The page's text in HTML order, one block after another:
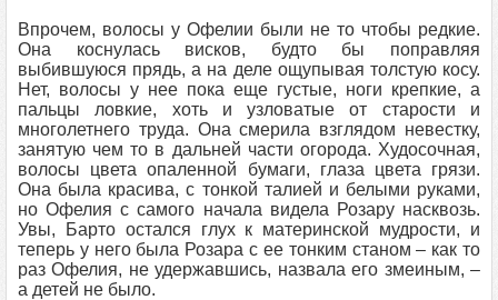
Впрочем, волосы у Офелии были не то чтобы редкие.
Она коснулась висков, будто бы поправляя
выбившуюся прядь, а на деле ощупывая толстую косу.
Нет, волосы у нее пока еще густые, ноги крепкие, а
пальцы ловкие, хоть и узловатые от старости и
многолетнего труда. Она смерила взглядом невестку,
занятую чем то в дальней части огорода. Худосочная,
волосы цвета опаленной бумаги, глаза цвета грязи.
Она была красива, с тонкой талией и белыми руками,
но Офелия с самого начала видела Розару насквозь.
Увы, Барто остался глух к материнской мудрости, и
теперь у него была Розара с ее тонким станом – как то
раз Офелия, не удержавшись, назвала его змеиным, –
а детей не было.